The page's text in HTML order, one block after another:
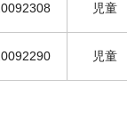
児童
児童